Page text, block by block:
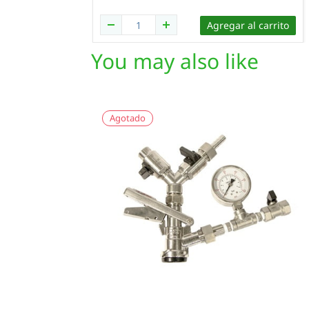
Agregar al carrito
You may also like
Agotado